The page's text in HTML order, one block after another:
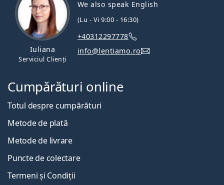
Iuliana
Serviciul Clienți
We also speak English
(Lu - Vi 9:00 - 16:30)
+40312297778
info@lentiamo.ro
Cumpărături online
Totul despre cumpărături
Metode de plată
Metode de livrare
Puncte de colectare
Termeni și Condiții